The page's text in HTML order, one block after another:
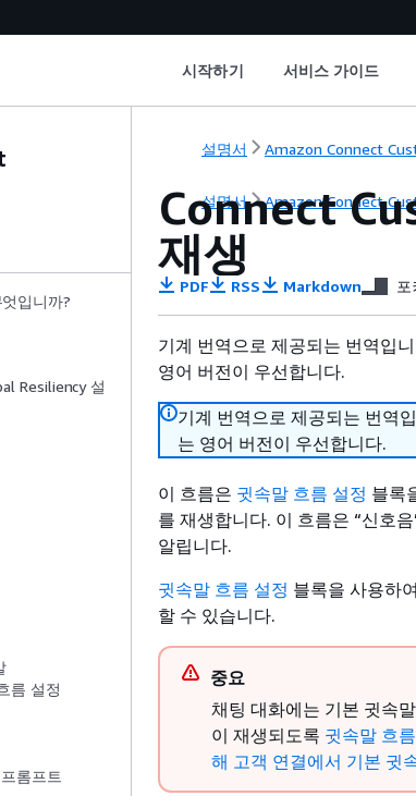
시작하기 서비스 가이드
입니까?
Resiliency 설
름 설정
롬프트
설명서 Amazon Connect
설명서 Amazon Connect
Connect
재생
PDF RSS Markdown 포
기계 번역으로 제공되는 번역입
영어 버전이 우선합니다.
기계 번역으로 제공되는 번역
는 영어 버전이 우선합니다.
이 흐름은 귓속말 흐름 설정 블록
를 재생합니다. 이 흐름은 “신호
알립니다.
귓속말 흐름 설정 블록을 사용하
할 수 있습니다.
중요
채팅 대화에는 기본 귓속
이 재생되도록 귓속말 흐
해 고객 연결에서 기본 귓